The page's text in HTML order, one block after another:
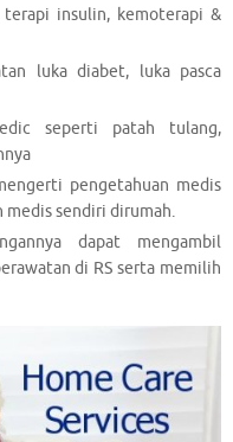
terapi insulin, kemoterapi &
luka diabet, luka pasca
seperti patah tulang,
pengetahuan medis
medis sendiri dirumah.
dapat mengambil
di RS serta memilih